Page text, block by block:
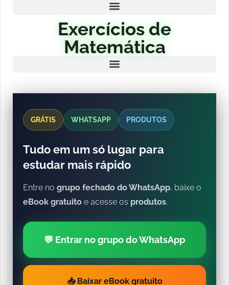
Exercícios de
Matemática
GRÁTIS WHATSAPP PRODUTOS
Tudo em um só lugar para
estudar mais rápido
Entre no grupo fechado do WhatsApp, baixe o
eBook gratuito e acesse os produtos.
💬 Entrar no grupo do WhatsApp
📥 Baixar eBook gratuito